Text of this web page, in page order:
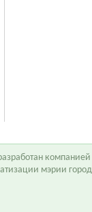
компанией
мэрии